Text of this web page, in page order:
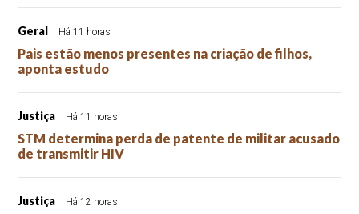
Geral Há 11 horas
Pais estão menos presentes na criação de filhos,
aponta estudo
Justiça Há 11 horas
STM determina perda de patente de militar acusado
de transmitir HIV
Justiça Há 12 horas